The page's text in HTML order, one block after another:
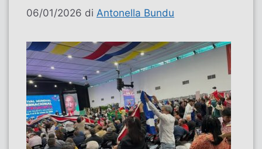
06/01/2026 di Antonella Bundu